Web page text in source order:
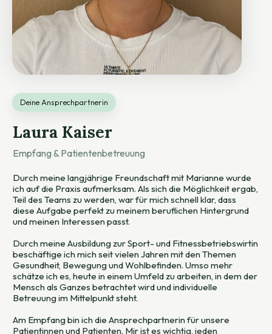
Deine Ansprechpartnerin
Laura Kaiser
Empfang & Patientenbetreuung
Durch meine langjährige Freundschaft mit Marianne wurde
ich auf die Praxis aufmerksam. Als sich die Möglichkeit ergab,
Teil des Teams zu werden, war für mich schnell klar, dass
diese Aufgabe perfekt zu meinem beruflichen Hintergrund
und meinen Interessen passt.
Durch meine Ausbildung zur Sport- und Fitnessbetriebswirtin
beschäftige ich mich seit vielen Jahren mit den Themen
Gesundheit, Bewegung und Wohlbefinden. Umso mehr
schätze ich es, heute in einem Umfeld zu arbeiten, in dem der
Mensch als Ganzes betrachtet wird und individuelle
Betreuung im Mittelpunkt steht.
Am Empfang bin ich die Ansprechpartnerin für unsere
Patientinnen und Patienten. Mir ist es wichtig, jeden